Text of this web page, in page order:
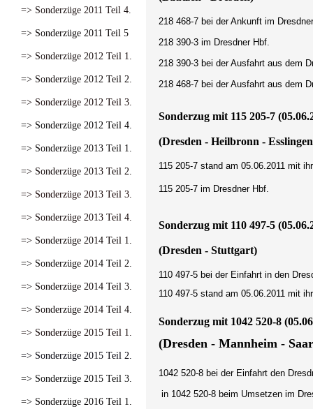
=> Sonderzüge 2011 Teil 4.
=> Sonderzüge 2011 Teil 5
=> Sonderzüge 2012 Teil 1.
=> Sonderzüge 2012 Teil 2.
=> Sonderzüge 2012 Teil 3.
=> Sonderzüge 2012 Teil 4.
=> Sonderzüge 2013 Teil 1.
=> Sonderzüge 2013 Teil 2.
=> Sonderzüge 2013 Teil 3.
=> Sonderzüge 2013 Teil 4.
=> Sonderzüge 2014 Teil 1.
=> Sonderzüge 2014 Teil 2.
=> Sonderzüge 2014 Teil 3.
=> Sonderzüge 2014 Teil 4.
=> Sonderzüge 2015 Teil 1.
=> Sonderzüge 2015 Teil 2.
=> Sonderzüge 2015 Teil 3.
=> Sonderzüge 2016 Teil 1.
218 468-7 bei der Ankunft im
218 390-3 im Dresdner Hbf.
218 390-3 bei der Ausfahrt aus dem
218 468-7 bei der Ausfahrt aus dem
Sonderzug mit 115 205-7
(Dresden - Heilbronn -
115 205-7 stand am 05.06.2011 mit
115 205-7 im Dresdner Hbf.
Sonderzug mit 110 497-5
(Dresden - Stuttgart)
110 497-5 bei der Einfahrt in den
110 497-5 stand am 05.06.2011 mit
Sonderzug mit 1042 520-8
(Dresden - Mannheim -
1042 520-8 bei der Einfahrt den
in 1042 520-8 beim Umsetzen im